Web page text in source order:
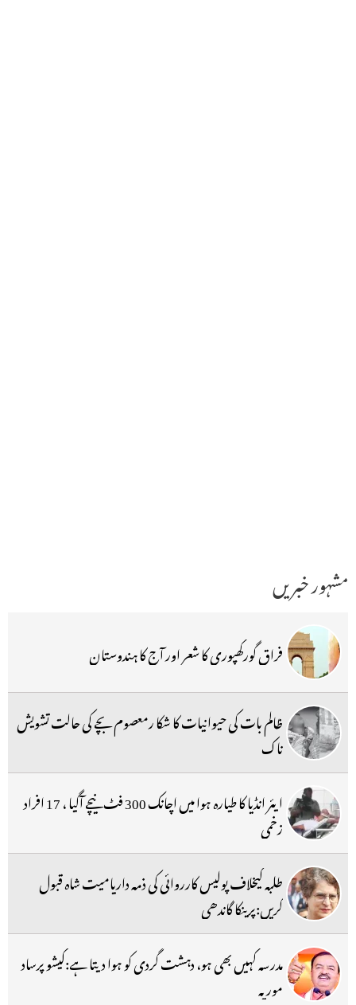
مشہور خبریں
فراق گورکھپوری کا شعر اور آج کا ہندوستان
ظالم بات کی حیوانیات کا شکا رمعصوم بچے کی حالت تشویش
ناک
ایئر انڈیا کا طیارہ ہوا میں اچانک 300 فٹ نیچے آگیا ، 17 افراد
زخمی
طلبہ کیخلاف پولیس کارروائی کی ذمہ داریامیت شاہ قبول
کریں:پرینکا گاندھی
مدرسہ کہیں بھی ہو، دہشت گردی کو ہوا دیتا ہے:کیشو پرساد
موریہ